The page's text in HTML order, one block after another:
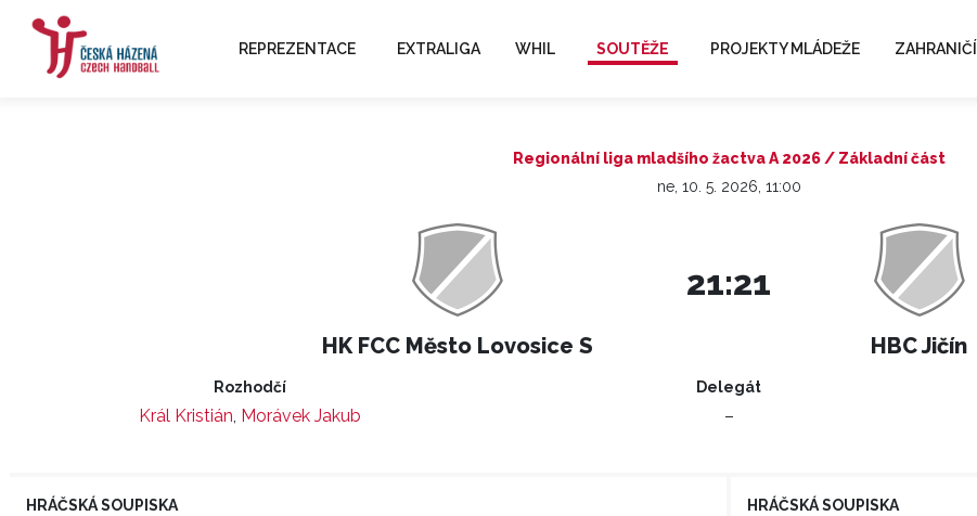
REPREZENTACE EXTRALIGA WHIL SOUTĚŽE PROJEKTY MLÁDEŽE ZAHRANIČÍ
Regionální liga mladšího žactva A 2026 / Základní část
ne, 10. 5. 2026, 11:00
HK FCC Město Lovosice S
21:21
HBC Jičín
Rozhodčí
Král Kristián, Morávek Jakub
Delegát
–
HRÁČSKÁ SOUPISKA HRÁČSKÁ SOUPISKA